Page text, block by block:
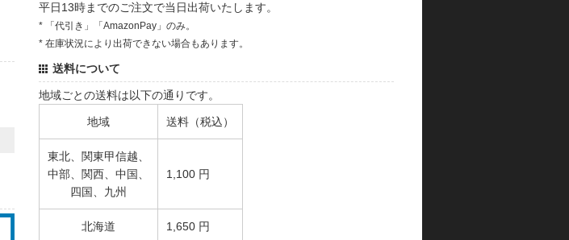
平日13時までのご注文で当日出荷いたします。
* 「代引き」「AmazonPay」のみ。
* 在庫状況により出荷できない場合もあります。
送料について
地域ごとの送料は以下の通りです。
地域 送料（税込）
東北、関東甲信越、
中部、関西、中国、
四国、九州
1,100 円
北海道 1,650 円